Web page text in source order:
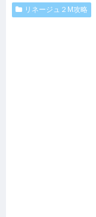
リネージュ２M攻略